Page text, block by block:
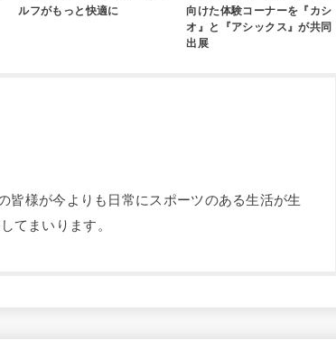
ルフがもっと快適に
向けた体験コーナーを『カシ
オ』と『アシックス』が共同
出展
皆様が今よりも日常にスポーツのある生活が生
てまいります。